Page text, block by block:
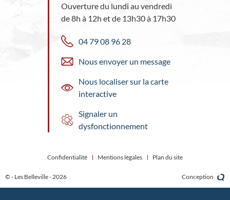
Ouverture du lundi au vendredi
de 8h à 12h et de 13h30 à 17h30
04 79 08 96 28
Nous envoyer un message
Nous localiser sur la carte
interactive
Signaler un
dysfonctionnement
© - Les Belleville - 2026
Confidentialité Mentions légales Plan du site
Conception